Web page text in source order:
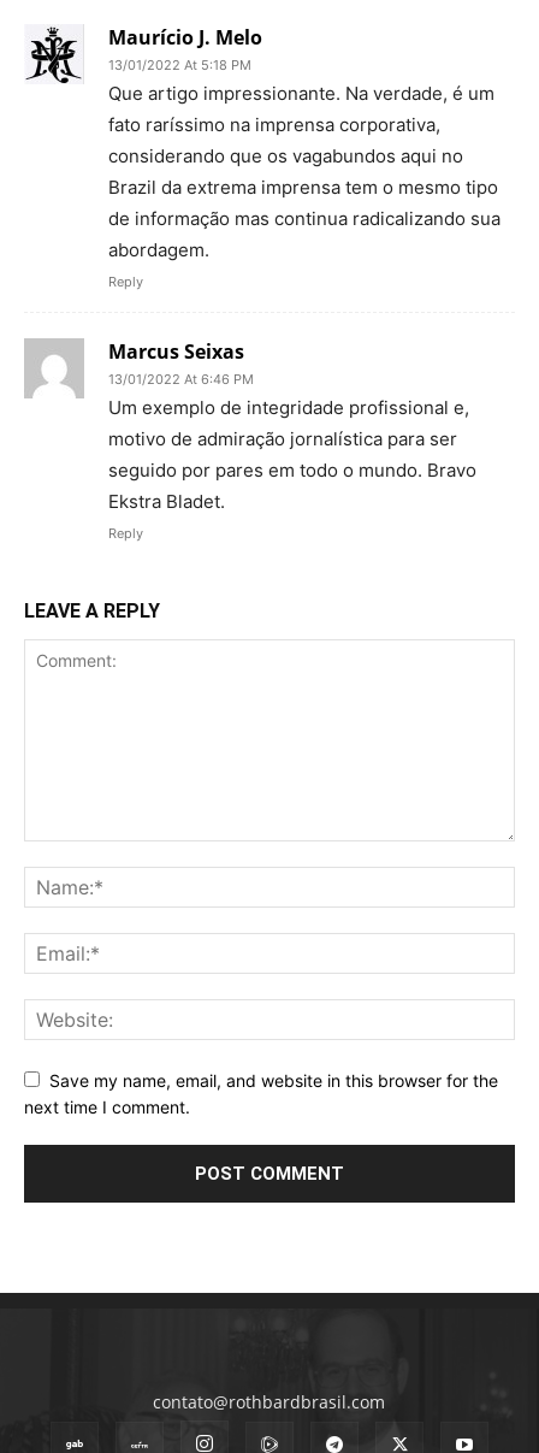
Maurício J. Melo
13/01/2022 At 5:18 PM
Que artigo impressionante. Na verdade, é um
fato raríssimo na imprensa corporativa,
considerando que os vagabundos aqui no
Brazil da extrema imprensa tem o mesmo tipo
de informação mas continua radicalizando sua
abordagem.
Reply
Marcus Seixas
13/01/2022 At 6:46 PM
Um exemplo de integridade profissional e,
motivo de admiração jornalística para ser
seguido por pares em todo o mundo. Bravo
Ekstra Bladet.
Reply
LEAVE A REPLY
Save my name, email, and website in this browser for the
next time I comment.
contato@rothbardbrasil.com